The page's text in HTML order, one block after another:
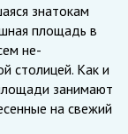
знатокам
площадь в
не-
столицей. Как и
занимают
на свежий